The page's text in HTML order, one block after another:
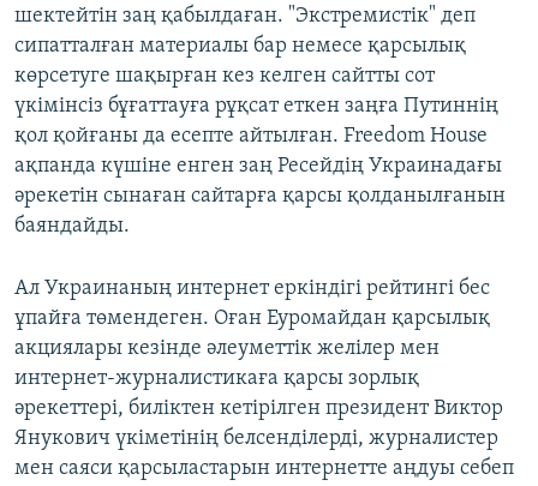
шектейтін заң қабылдаған. "Экстремистік" деп
сипатталған материалы бар немесе қарсылық
көрсетуге шақырған кез келген сайтты сот
үкімінсіз бұғаттауға рұқсат еткен заңға Путиннің
қол қойғаны да есепте айтылған. Freedom House
ақпанда күшіне енген заң Ресейдің Украинадағы
әрекетін сынаған сайтарға қарсы қолданылғанын
баяндайды.
Ал Украинаның интернет еркіндігі рейтингі бес
ұпайға төмендеген. Оған Еуромайдан қарсылық
акциялары кезінде әлеуметтік желілер мен
интернет-журналистикаға қарсы зорлық
әрекеттері, биліктен кетірілген президент Виктор
Янукович үкіметінің белсенділерді, журналистер
мен саяси қарсыластарын интернетте аңдуы себеп